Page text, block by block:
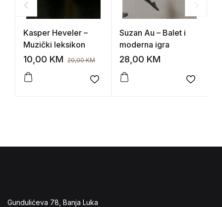
Kasper Heveler –
Muzički leksikon
10,00 KM 20,00KM
Add to wishlist
Suzan Au – Balet i
moderna igra
28,00 KM
Add to
Gundulićeva 78, Banja Luka